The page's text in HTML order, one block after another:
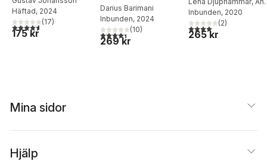
Häftad, 2024
4,6utav 5 stjärnor. Totalt antal röster:
(17)
175 kr
liv med Adhd
Darius Barimani
Inbunden, 2024
4,4utav 5 stjärnor. Totalt antal röster:
(10)
269 kr
Cathrine Johnsson
Inbunden, 2020
4,0utav 5 stjärnor.
(2)
265 kr
Mina sidor
Hjälp